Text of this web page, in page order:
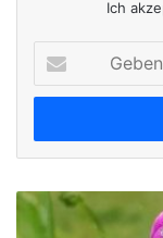
Ich
b
n
i
e
W